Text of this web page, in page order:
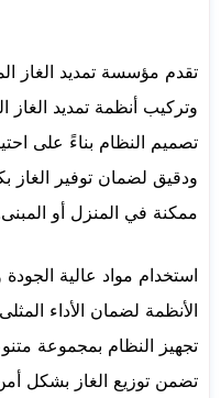
تقدم مؤسسة تمديد الغاز
وتركيب أنظمة تمديد الغاز
تصميم النظام بناءً على
ودقيق لضمان توفير الغاز
ممكنة في المنزل أو
استخدام مواد عالية
الأنظمة لضمان الأداء
تجهيز النظام بمجموعة
تضمن توزيع الغاز بشكل